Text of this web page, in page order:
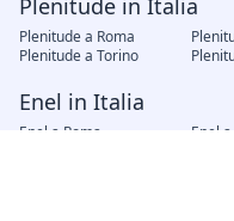
Plenitude in Italia
Plenitude a Roma
Plenitude a Torino
Enel in Italia
Enel a Roma Enel